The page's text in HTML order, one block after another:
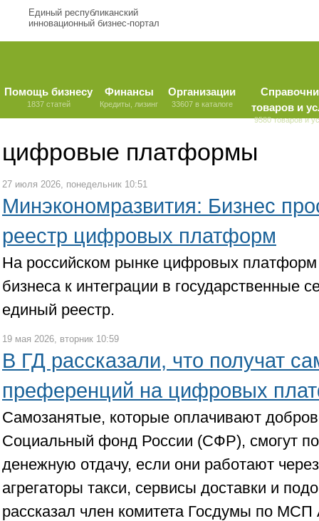
Единый республиканский
инновационный бизнес-портал
Помощь бизнесу
1837 статей
Финансы
Кредиты, лизинг
Организации
33607 в каталоге
товаров и
9580 товаров и
цифровые платформы
27 июля 2026, понедельник 10:51
Минэкономразвития: Бизнес
реестр цифровых платформ
На российском рынке цифровых платформ
бизнеса к интеграции в государственные
единый реестр.
19 мая 2026, вторник 10:59
В ГД рассказали, что получат
преференций на цифровых
Самозанятые, которые оплачивают
Социальный фонд России (СФР), смогут
денежную отдачу, если они работают
агрегаторы такси, сервисы доставки и
рассказал член комитета Госдумы по МСП